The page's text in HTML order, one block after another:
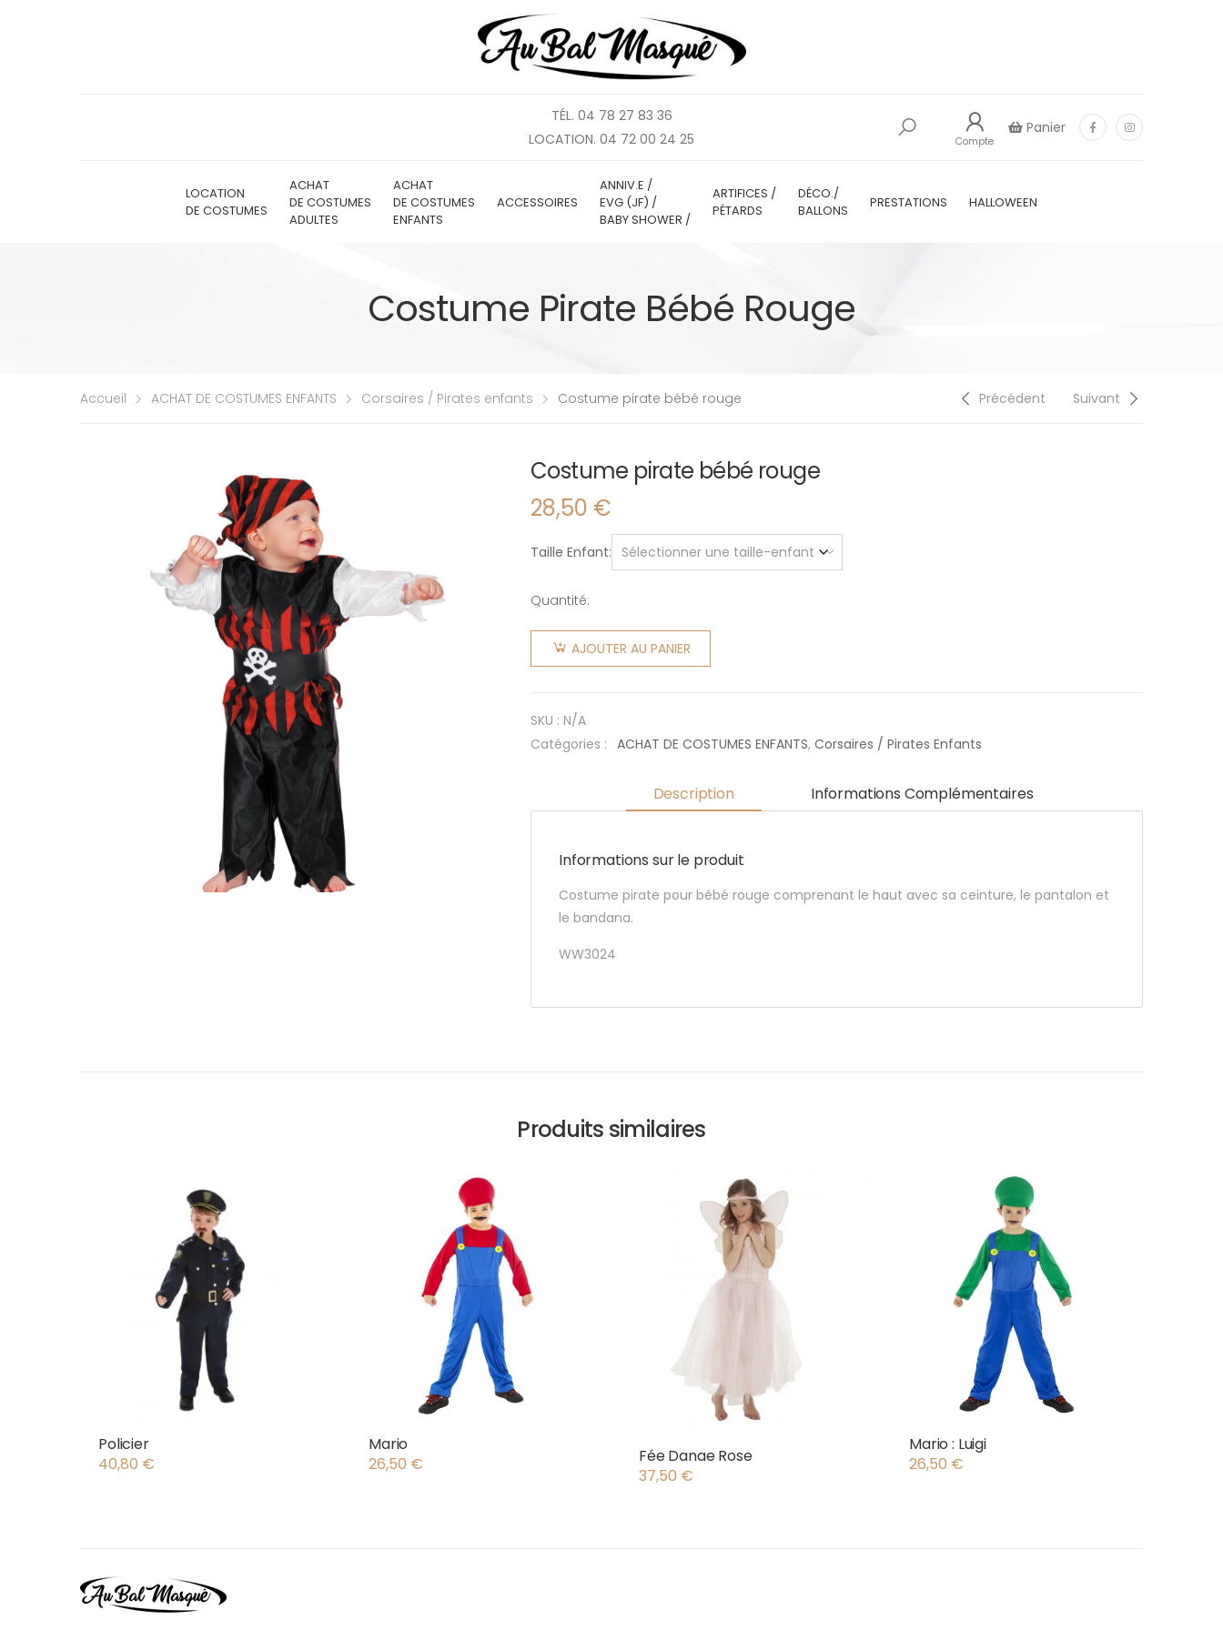
TÉL. 04 78 27 83 36
LOCATION. 04 72 00 24 25
Compte
Panier
LOCATION
DE COSTUMES
ACHAT
DE COSTUMES
ADULTES
ACHAT
DE COSTUMES
ENFANTS
ACCESSOIRES
ANNIV.E /
EVG (JF) /
BABY SHOWER /
ARTIFICES /
PÉTARDS
DÉCO./
BALLONS
PRESTATIONS HALLOWEEN
Costume Pirate Bébé Rouge
Accueil ACHAT DE COSTUMES ENFANTS Corsaires / Pirates enfants Costume pirate bébé rouge Précédent Suivant
Costume pirate bébé rouge
28,50 €
Taille Enfant
Quantité:
quantité
de
Costume
rouge
AJOUTER AU PANIER
SKU : N/A
Catégories : ACHAT DE COSTUMES ENFANTS, Corsaires / Pirates Enfants
Description Informations Complémentaires
Informations sur le produit
Costume pirate pour bébé rouge comprenant le haut avec sa ceinture, le pantalon et
le bandana.
WW3024
Produits similaires
Policier
40,80 €
Mario
26,50 €
Fée Danae Rose
37,50 €
Mario : Luigi
26,50 €